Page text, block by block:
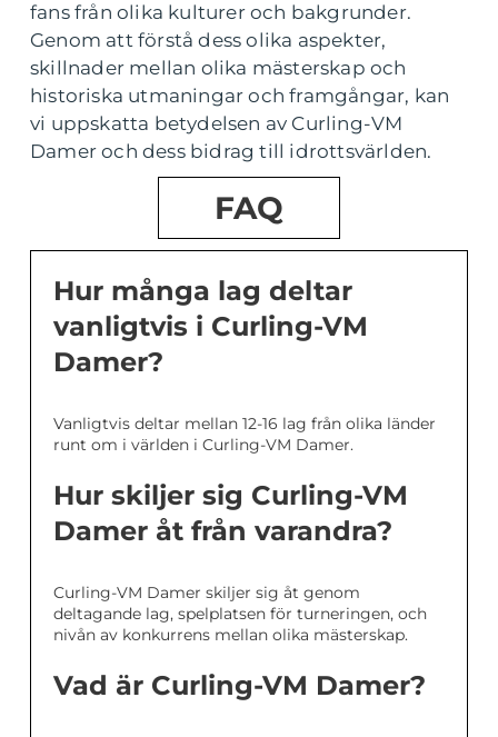
fans från olika kulturer och bakgrunder.
Genom att förstå dess olika aspekter,
skillnader mellan olika mästerskap och
historiska utmaningar och framgångar, kan
vi uppskatta betydelsen av Curling-VM
Damer och dess bidrag till idrottsvärlden.
FAQ
Hur många lag deltar
vanligtvis i Curling-VM
Damer?
Vanligtvis deltar mellan 12-16 lag från olika länder
runt om i världen i Curling-VM Damer.
Hur skiljer sig Curling-VM
Damer åt från varandra?
Curling-VM Damer skiljer sig åt genom
deltagande lag, spelplatsen för turneringen, och
nivån av konkurrens mellan olika mästerskap.
Vad är Curling-VM Damer?